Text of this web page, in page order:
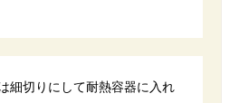
細切りにして耐熱容器に入れ